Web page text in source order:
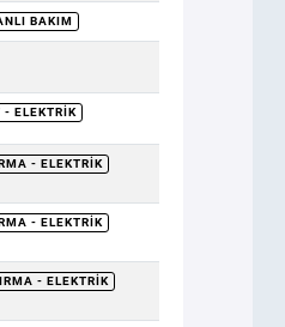
BAKIM
- ELEKTRIK
- ELEKTRIK
- ELEKTRIK
- ELEKTRIK